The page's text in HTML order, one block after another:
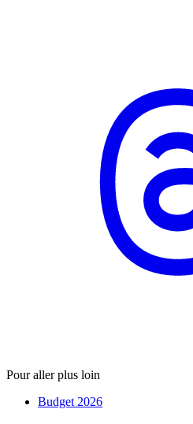
Pour aller plus loin
Budget 2026